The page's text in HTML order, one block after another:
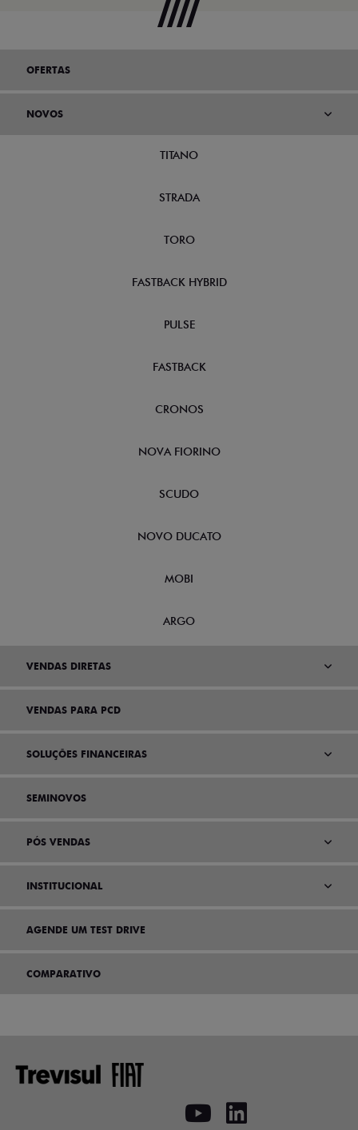
OFERTAS
NOVOS
TITANO
STRADA
TORO
FASTBACK HYBRID
PULSE
FASTBACK
CRONOS
NOVA FIORINO
SCUDO
NOVO DUCATO
MOBI
ARGO
VENDAS DIRETAS
VENDAS PARA PCD
SOLUÇÕES FINANCEIRAS
SEMINOVOS
PÓS VENDAS
INSTITUCIONAL
AGENDE UM TEST DRIVE
COMPARATIVO